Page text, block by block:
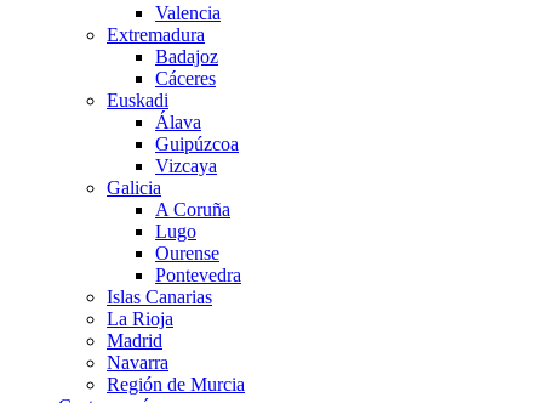
Valencia
Extremadura
Badajoz
Cáceres
Euskadi
Álava
Guipúzcoa
Vizcaya
Galicia
A Coruña
Lugo
Ourense
Pontevedra
Islas Canarias
La Rioja
Madrid
Navarra
Región de Murcia